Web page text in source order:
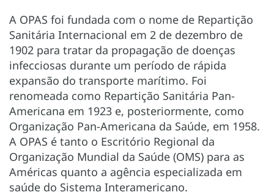
A OPAS foi fundada com o nome de Repartição
Sanitária Internacional em 2 de dezembro de
1902 para tratar da propagação de doenças
infecciosas durante um período de rápida
expansão do transporte marítimo. Foi
renomeada como Repartição Sanitária Pan-
Americana em 1923 e, posteriormente, como
Organização Pan-Americana da Saúde, em 1958.
A OPAS é tanto o Escritório Regional da
Organização Mundial da Saúde (OMS) para as
Américas quanto a agência especializada em
saúde do Sistema Interamericano.